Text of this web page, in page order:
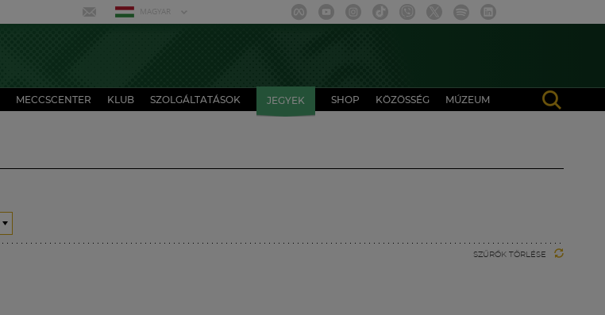
MAGYAR
MECCSCENTER KLUB SZOLGÁLTATÁSOK JEGYEK SHOP KÖZÖSSÉG MÚZEUM
SZŰRŐK TÖRLÉSE